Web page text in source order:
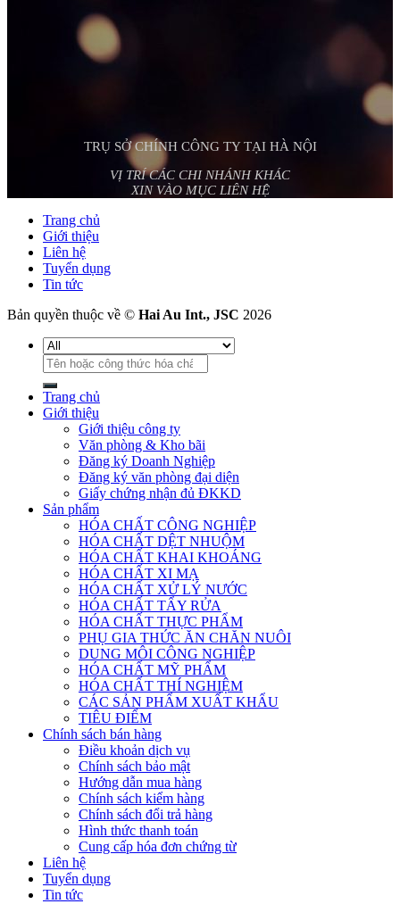
TRỤ SỞ CHÍNH CÔNG TY TẠI HÀ NỘI
VỊ TRÍ CÁC CHI NHÁNH KHÁC
XIN VÀO MỤC LIÊN HỆ
Trang chủ
Giới thiệu
Liên hệ
Tuyển dụng
Tin tức
Bản quyền thuộc về © Hai Au Int., JSC 2026
Tìm
kiếm:
Trang chủ
Giới thiệu
Giới thiệu công ty
Văn phòng & Kho bãi
Đăng ký Doanh Nghiệp
Đăng ký văn phòng đại diện
Giấy chứng nhận đủ ĐKKD
Sản phẩm
HÓA CHẤT CÔNG NGHIỆP
HÓA CHẤT DỆT NHUỘM
HÓA CHẤT KHAI KHOÁNG
HÓA CHẤT XI MẠ
HÓA CHẤT XỬ LÝ NƯỚC
HÓA CHẤT TẨY RỬA
HÓA CHẤT THỰC PHẨM
PHỤ GIA THỨC ĂN CHĂN NUÔI
DUNG MÔI CÔNG NGHIỆP
HÓA CHẤT MỸ PHẨM
HÓA CHẤT THÍ NGHIỆM
CÁC SẢN PHẨM XUẤT KHẨU
TIÊU ĐIỂM
Chính sách bán hàng
Điều khoản dịch vụ
Chính sách bảo mật
Hướng dẫn mua hàng
Chính sách kiểm hàng
Chính sách đổi trả hàng
Hình thức thanh toán
Cung cấp hóa đơn chứng từ
Liên hệ
Tuyển dụng
Tin tức